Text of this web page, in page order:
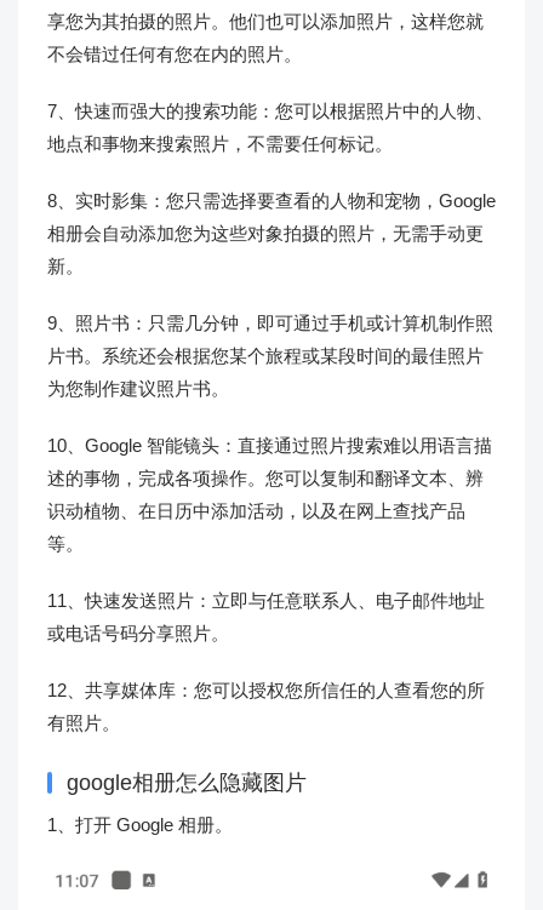
享您为其拍摄的照片。他们也可以添加照片，这样您就
不会错过任何有您在内的照片。
7、快速而强大的搜索功能：您可以根据照片中的人物、
地点和事物来搜索照片，不需要任何标记。
8、实时影集：您只需选择要查看的人物和宠物，Google
相册会自动添加您为这些对象拍摄的照片，无需手动更
新。
9、照片书：只需几分钟，即可通过手机或计算机制作照
片书。系统还会根据您某个旅程或某段时间的最佳照片
为您制作建议照片书。
10、Google 智能镜头：直接通过照片搜索难以用语言描
述的事物，完成各项操作。您可以复制和翻译文本、辨
识动植物、在日历中添加活动，以及在网上查找产品
等。
11、快速发送照片：立即与任意联系人、电子邮件地址
或电话号码分享照片。
12、共享媒体库：您可以授权您所信任的人查看您的所
有照片。
google相册怎么隐藏图片
1、打开 Google 相册。